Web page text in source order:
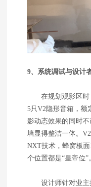
9、系统调试与设计
在规划观影区时
5只V2隐形音箱，额
影动态效果的同时
墙显得整洁一体。
NXT技术，蜂窝板
个位置都是“皇帝位”
设计师针对业主